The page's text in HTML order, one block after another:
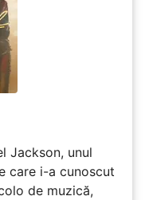
Jackson, unul
care i-a cunoscut
de muzică,